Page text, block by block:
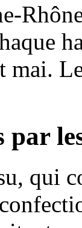
mai.
par
qui